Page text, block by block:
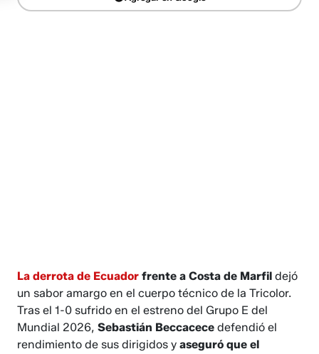
La derrota de Ecuadorfrente a Costa de Marfil dejó
un sabor amargo en el cuerpo técnico de la Tricolor.
Tras el 1-0 sufrido en el estreno del Grupo E del
Mundial 2026,Sebastián Beccacece defendió el
rendimiento de sus dirigidos yaseguró que el